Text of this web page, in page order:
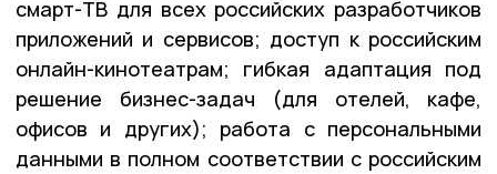
смарт-ТВ для всех российских разработчиков
приложений и сервисов; доступ к российским
онлайн-кинотеатрам; гибкая адаптация под
решение бизнес-задач (для отелей, кафе,
офисов и других); работа с персональными
данными в полном соответствии с российским